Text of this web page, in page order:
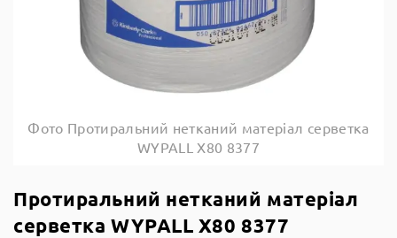
Фото Протиральний нетканий матеріал серветка
WYPALL X80 8377
Протиральний нетканий матеріал
серветка WYPALL X80 8377